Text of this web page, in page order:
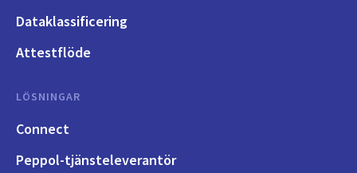
Dataklassificering
Attestflöde
LÖSNINGAR
Connect
Peppol-tjänsteleverantör